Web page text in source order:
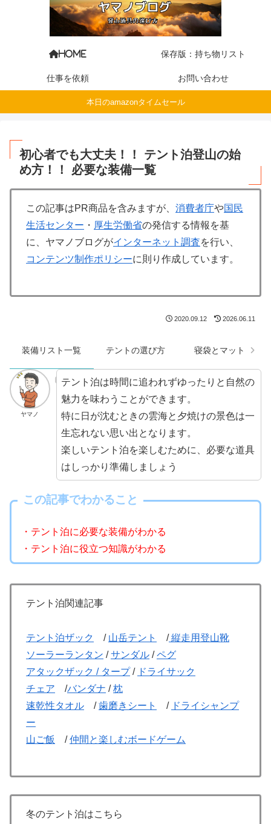
HOME 保存版：持ち物リスト
仕事を依頼 お問い合わせ
本日のamazonタイムセール
初心者でも大丈夫！！ テント泊登山の始
め方！！ 必要な装備一覧
この記事はPR商品を含みますが、 消費者庁や国民
生活センター ・ 厚生労働省の発信する情報を基
に、ヤマノブログがインターネット調査を行い、
コンテンツ制作ポリシーに則り作成しています。
2020.09.12 2026.06.11
装備リスト一覧 テントの選び方 寝袋とマット
ヤマノ
テント泊は時間に追われずゆったりと自然の
魅力を味わうことができます。
特に日が沈むときの雲海と夕焼けの景色は一
生忘れない思い出となります。
楽しいテント泊を楽しむために、必要な道具
はしっかり準備しましょう
この記事でわかること
・テント泊に必要な装備がわかる
・テント泊に役立つ知識がわかる
テント泊関連記事
テント泊ザック / 山岳テント /縦走用登山靴
ソーラーランタン /サンダル /ペグ
アタックザック / タープ/ ドライサック
チェア /バンダナ /枕
速乾性タオル /歯磨きシート / ドライシャンプ
ー
山ご飯
/仲間と楽しむボードゲーム
冬のテント泊はこちら